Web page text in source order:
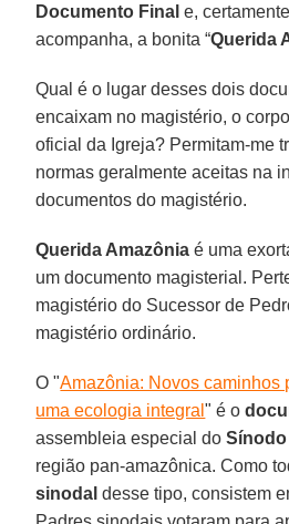
Documento Final e,
acompanha, a bonita “Querida
Qual é o lugar desses dois
encaixam no magistério, o
oficial da Igreja? Permitam-me
normas geralmente aceitas na
documentos do magistério.
Querida Amazônia é uma
um documento magisterial.
magistério do Sucessor de
magistério ordinário.
O "Amazônia: Novos caminhos
uma ecologia integral" é o
assembleia especial do
região pan-amazônica. Como
sinodal desse tipo, consistem